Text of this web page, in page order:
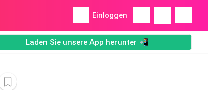
Einloggen
Laden Sie unsere App herunter 📲